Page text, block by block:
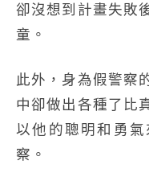
卻沒想到計畫失敗
童。
此外，身為假警察
中卻做出各種了比
以他的聰明和勇
察。